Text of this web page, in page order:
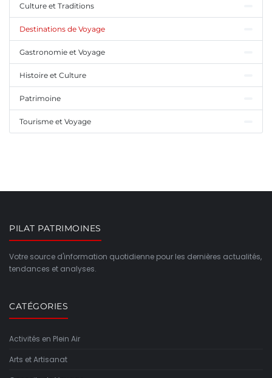
Culture et Traditions
Destinations de Voyage
Gastronomie et Voyage
Histoire et Culture
Patrimoine
Tourisme et Voyage
PILAT PATRIMOINES
Votre source d'information quotidienne pour les dernières actualités,
tendances et analyses.
CATÉGORIES
Activités en Plein Air
Arts et Artisanat